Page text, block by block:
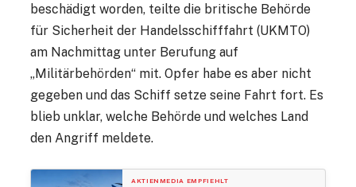
beschädigt worden, teilte die britische Behörde
für Sicherheit der Handelsschifffahrt (UKMTO)
am Nachmittag unter Berufung auf
„Militärbehörden“ mit. Opfer habe es aber nicht
gegeben und das Schiff setze seine Fahrt fort. Es
blieb unklar, welche Behörde und welches Land
den Angriff meldete.
AKTIENMEDIA EMPFIEHLT